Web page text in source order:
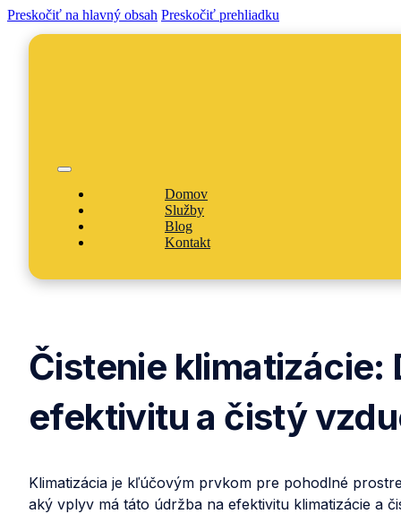
Preskočiť na hlavný obsah Preskočiť prehliadku
Domov
Služby
Blog
Kontakt
Čistenie
efektivitu a čistý
Klimatizácia je kľúčovým prvkom pre pohodlné
aký vplyv má táto údržba na efektivitu klimatizácie a